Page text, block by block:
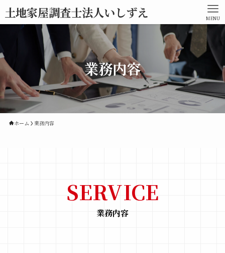
土地家屋調査士法人いしずえ MENU
業務内容
ホーム 業務内容
SERVICE
業務内容